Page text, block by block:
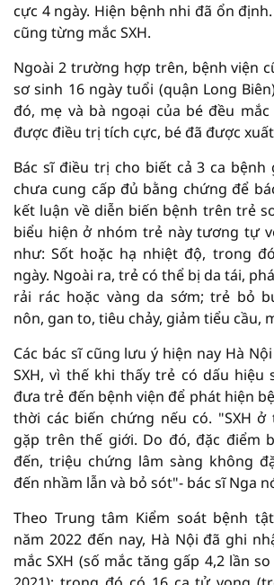
cực 4 ngày. Hiện bệnh nhi đã ổn
cũng từng mắc SXH.
Ngoài 2 trường hợp trên, bệnh viện
sơ sinh 16 ngày tuổi (quận Long
đó, mẹ và bà ngoại của bé đều mắc
được điều trị tích cực, bé đã được
Bác sĩ điều trị cho biết cả 3 ca bệnh
chưa cung cấp đủ bằng chứng để
kết luận về diễn biến bệnh trên trẻ
biểu hiện ở nhóm trẻ này tương tự
như: Sốt hoặc hạ nhiệt độ, trong
ngày. Ngoài ra, trẻ có thể bị da tái,
rải rác hoặc vàng da sớm; trẻ bỏ
nôn, gan to, tiêu chảy, giảm tiểu cầu,
Các bác sĩ cũng lưu ý hiện nay Hà
SXH, vì thế khi thấy trẻ có dấu hiệu
đưa trẻ đến bệnh viện để phát hiện
thời các biến chứng nếu có. "SXH
gặp trên thế giới. Do đó, đặc điểm
đến, triệu chứng lâm sàng không
đến nhầm lẫn và bỏ sót"- bác sĩ Nga
Theo Trung tâm Kiểm soát bệnh
năm 2022 đến nay, Hà Nội đã ghi
mắc SXH (số mắc tăng gấp 4,2 lần